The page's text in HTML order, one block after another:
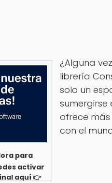
para
activar
aquí 👉
¿Alguna
librería
solo un
sumergirse
ofrece más
con el